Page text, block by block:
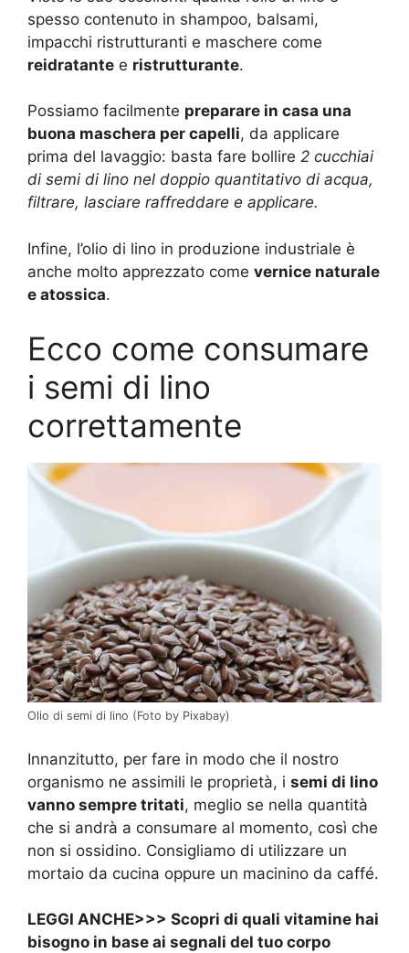
spesso contenuto in shampoo, balsami,
impacchi ristrutturanti e maschere come
reidratante e ristrutturante.
Possiamo facilmente preparare in casa una
buona maschera per capelli, da applicare
prima del lavaggio: basta fare bollire 2 cucchiai
di semi di lino nel doppio quantitativo di acqua,
filtrare, lasciare raffreddare e applicare.
Infine, l’olio di lino in produzione industriale è
anche molto apprezzato come vernice naturale
e atossica.
Ecco come consumare
i semi di lino
correttamente
Olio di semi di lino (Foto by Pixabay)
Innanzitutto, per fare in modo che il nostro
organismo ne assimili le proprietà, i semi di lino
vanno sempre tritati, meglio se nella quantità
che si andrà a consumare al momento, così che
non si ossidino. Consigliamo di utilizzare un
mortaio da cucina oppure un macinino da caffé.
LEGGI ANCHE>>> Scopri di quali vitamine hai
bisogno in base ai segnali del tuo corpo